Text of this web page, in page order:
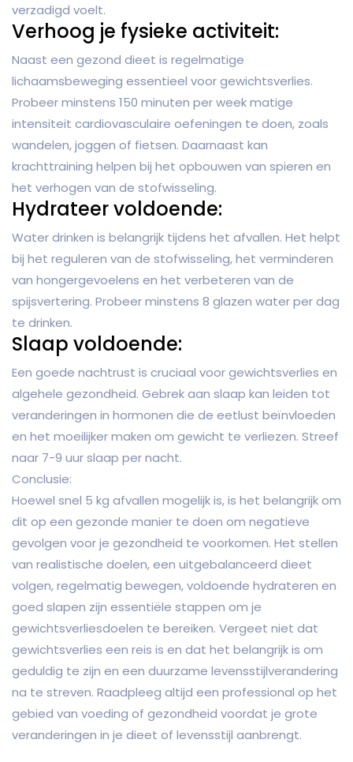
verzadigd voelt.
Verhoog je fysieke activiteit:
Naast een gezond dieet is regelmatige
lichaamsbeweging essentieel voor gewichtsverlies.
Probeer minstens 150 minuten per week matige
intensiteit cardiovasculaire oefeningen te doen, zoals
wandelen, joggen of fietsen. Daarnaast kan
krachttraining helpen bij het opbouwen van spieren en
het verhogen van de stofwisseling.
Hydrateer voldoende:
Water drinken is belangrijk tijdens het afvallen. Het helpt
bij het reguleren van de stofwisseling, het verminderen
van hongergevoelens en het verbeteren van de
spijsvertering. Probeer minstens 8 glazen water per dag
te drinken.
Slaap voldoende:
Een goede nachtrust is cruciaal voor gewichtsverlies en
algehele gezondheid. Gebrek aan slaap kan leiden tot
veranderingen in hormonen die de eetlust beïnvloeden
en het moeilijker maken om gewicht te verliezen. Streef
naar 7-9 uur slaap per nacht.
Conclusie:
Hoewel snel 5 kg afvallen mogelijk is, is het belangrijk om
dit op een gezonde manier te doen om negatieve
gevolgen voor je gezondheid te voorkomen. Het stellen
van realistische doelen, een uitgebalanceerd dieet
volgen, regelmatig bewegen, voldoende hydrateren en
goed slapen zijn essentiële stappen om je
gewichtsverliesdoelen te bereiken. Vergeet niet dat
gewichtsverlies een reis is en dat het belangrijk is om
geduldig te zijn en een duurzame levensstijlverandering
na te streven. Raadpleeg altijd een professional op het
gebied van voeding of gezondheid voordat je grote
veranderingen in je dieet of levensstijl aanbrengt.